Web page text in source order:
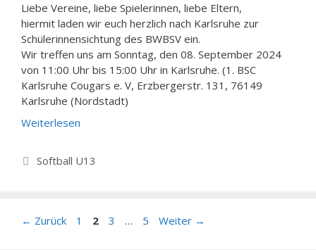
Liebe Vereine, liebe Spielerinnen, liebe Eltern,
hiermit laden wir euch herzlich nach Karlsruhe zur
Schülerinnensichtung des BWBSV ein.
Wir treffen uns am Sonntag, den 08. September 2024
von 11:00 Uhr bis 15:00 Uhr in Karlsruhe. (1. BSC
Karlsruhe Cougars e. V, Erzbergerstr. 131, 76149
Karlsruhe (Nordstadt)
Weiterlesen
Kategorien
Softball U13
← Zurück Seite
1 Seite
2 Seite
3 … Seite
5 Weiter →